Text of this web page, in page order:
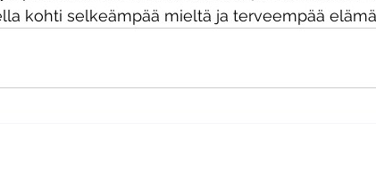
kohti selkeämpää mieltä ja terveempää